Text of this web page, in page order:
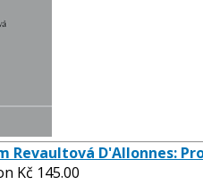
Revaultová D'Allonnes:
Kč 145.00